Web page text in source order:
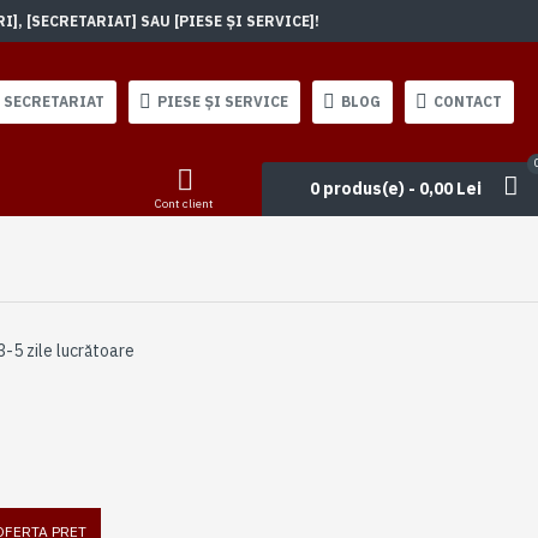
[SECRETARIAT] SAU [PIESE ȘI SERVICE]!
SECRETARIAT PIESE ȘI SERVICE BLOG CONTACT
Cont client
0 produs(e) - 0,00 Lei
5 zile lucrătoare
PRET